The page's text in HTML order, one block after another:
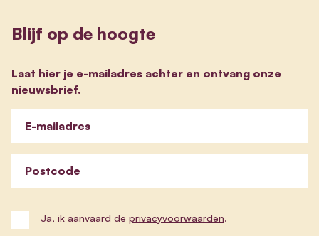
Blijf op de hoogte
Laat hier je e-mailadres achter en ontvang onze
nieuwsbrief.
E-mailadres
Postcode
Ja, ik aanvaard de privacyvoorwaarden.